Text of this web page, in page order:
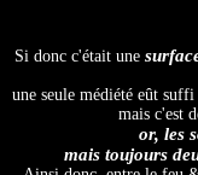
Si donc c'était une
une seule médiété eût
mais c'est
or, les
mais toujours